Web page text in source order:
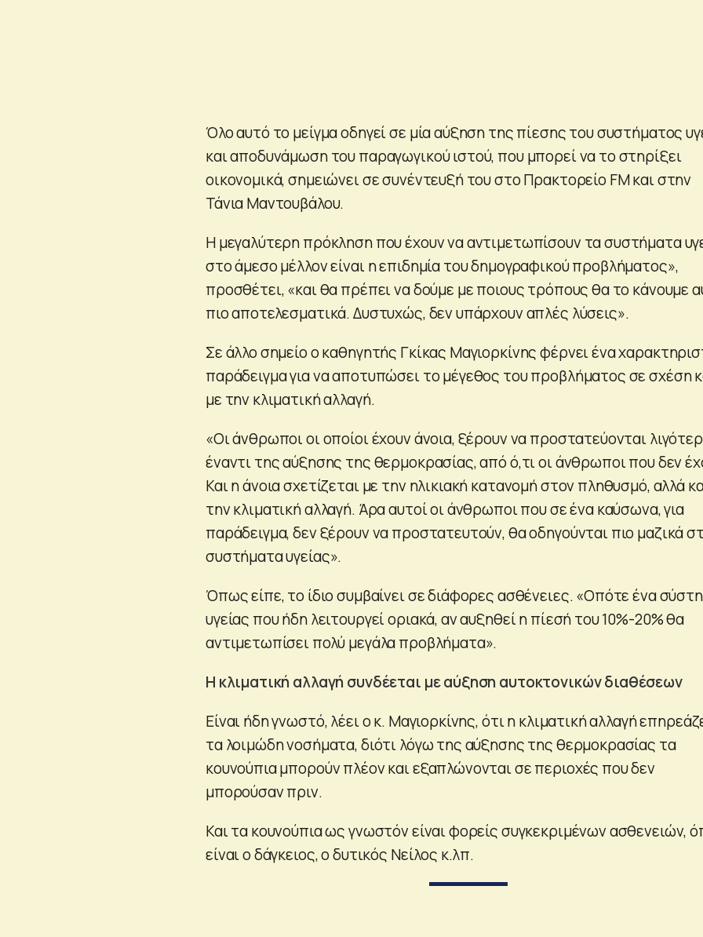
Όλο αυτό το μείγμα οδηγεί σε μία αύξηση της πίεσης του συστήματος
και αποδυνάμωση του παραγωγικού ιστού, που μπορεί να το στηρίξει
οικονομικά, σημειώνει σε συνέντευξή του στο Πρακτορείο FM και στην
Τάνια Μαντουβάλου.
Η μεγαλύτερη πρόκληση που έχουν να αντιμετωπίσουν τα συστήματα
στο άμεσο μέλλον είναι η επιδημία του δημογραφικού προβλήματος»,
προσθέτει, «και θα πρέπει να δούμε με ποιους τρόπους θα το κάνουμε
πιο αποτελεσματικά. Δυστυχώς, δεν υπάρχουν απλές λύσεις».
Σε άλλο σημείο ο καθηγητής Γκίκας Μαγιορκίνης φέρνει ένα
παράδειγμα για να αποτυπώσει το μέγεθος του προβλήματος σε σχέση
με την κλιματική αλλαγή.
«Οι άνθρωποι οι οποίοι έχουν άνοια, ξέρουν να προστατεύονται
έναντι της αύξησης της θερμοκρασίας, από ό,τι οι άνθρωποι που δεν
Και η άνοια σχετίζεται με την ηλικιακή κατανομή στον πληθυσμό, αλλά
την κλιματική αλλαγή. Άρα αυτοί οι άνθρωποι που σε ένα καύσωνα, για
παράδειγμα, δεν ξέρουν να προστατευτούν, θα οδηγούνται πιο μαζικά
συστήματα υγείας».
Όπως είπε, το ίδιο συμβαίνει σε διάφορες ασθένειες. «Οπότε ένα
υγείας που ήδη λειτουργεί οριακά, αν αυξηθεί η πίεσή του 10%-20% θα
αντιμετωπίσει πολύ μεγάλα προβλήματα».
Η κλιματική αλλαγή συνδέεται με αύξηση αυτοκτονικών διαθέσεων
Είναι ήδη γνωστό, λέει ο κ. Μαγιορκίνης, ότι η κλιματική αλλαγή
τα λοιμώδη νοσήματα, διότι λόγω της αύξησης της θερμοκρασίας τα
κουνούπια μπορούν πλέον και εξαπλώνονται σε περιοχές που δεν
μπορούσαν πριν.
Και τα κουνούπια ως γνωστόν είναι φορείς συγκεκριμένων ασθενειών,
είναι ο δάγκειος, ο δυτικός Νείλος κ.λπ.